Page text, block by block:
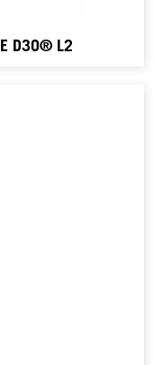
D3O® L2